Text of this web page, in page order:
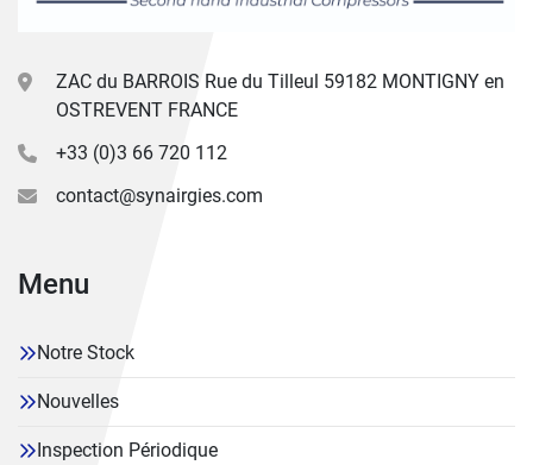
ZAC du BARROIS Rue du Tilleul 59182 MONTIGNY en
OSTREVENT FRANCE
+33 (0)3 66 720 112
contact@synairgies.com
Menu
Notre Stock
Nouvelles
Inspection Périodique